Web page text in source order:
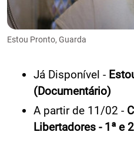
Estou Pronto, Guarda
Já Disponível -
(Documentário)
A partir de 11/02 -
Libertadores - 1ª e